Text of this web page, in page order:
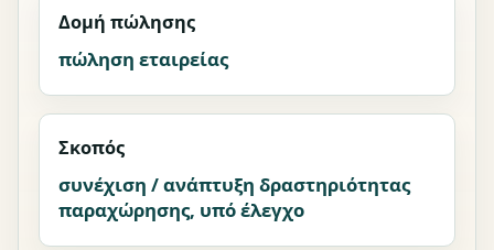
Δομή πώλησης
πώληση εταιρείας
Σκοπός
συνέχιση / ανάπτυξη δραστηριότητας
παραχώρησης, υπό έλεγχο